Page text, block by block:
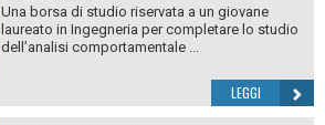
Una borsa di studio riservata a un giovane
laureato in Ingegneria per completare lo studio
dell’analisi comportamentale ...
LEGGI